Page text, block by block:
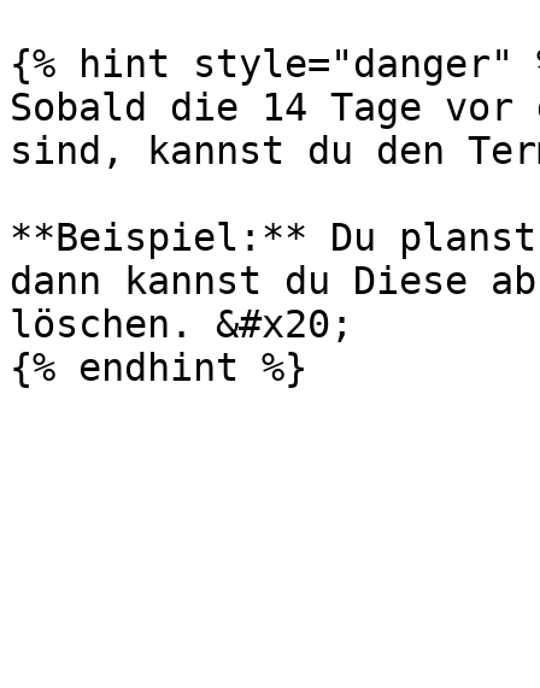
{% hint style="danger"
Sobald die 14 Tage
sind, kannst du den
**Beispiel:** Du
dann kannst du Diese
löschen. &#x20;